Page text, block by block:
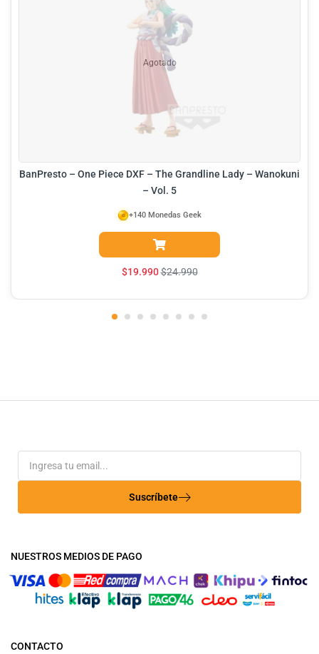
Agotado
BanPresto – One Piece DXF – The Grandline Lady – Wanokuni
– Vol. 5
$19.990$24.990
+140 Monedas Geek
Suscríbete
NUESTROS MEDIOS DE PAGO
CONTACTO